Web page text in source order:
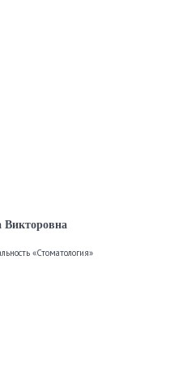
Викторовна
«Стоматология»